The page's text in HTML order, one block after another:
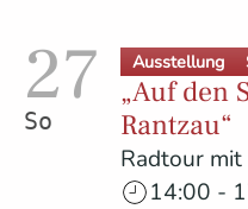
27
Sonntag
Ausstellung
„Auf den
Rantzau“
Radtour
14:00 -